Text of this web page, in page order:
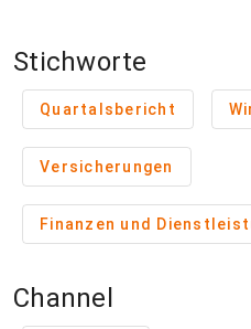
Stichworte
Quartalsbericht
Versicherungen
Finanzen und
Channel